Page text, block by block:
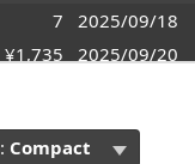
7
2025/09/18
¥1,735
2025/09/20
Compact